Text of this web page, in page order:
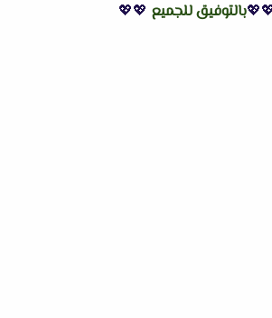
بالتوفيق للجميع 💖💖